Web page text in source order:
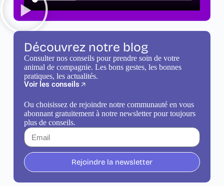
Découvrez notre blog
Consulter nos conseils pour prendre soin de votre
animal de compagnie. Les bons gestes, les bonnes
pratiques, les actualités.
Voir les conseils
Ou choisissez de rejoindre notre communauté en vous
abonnant gratuitement à notre newsletter pour toujours
plus de conseils.
Rejoindre la newsletter